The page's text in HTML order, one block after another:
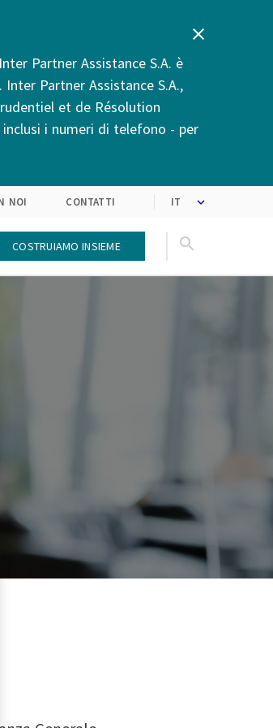
Partner Assistance S.A. è
Partner Assistance S.A.,
et de Résolution
i numeri di telefono - per
NOI CONTATTI
dei clienti in soluzioni
ultimi trend del mercato
Costruiamo insieme